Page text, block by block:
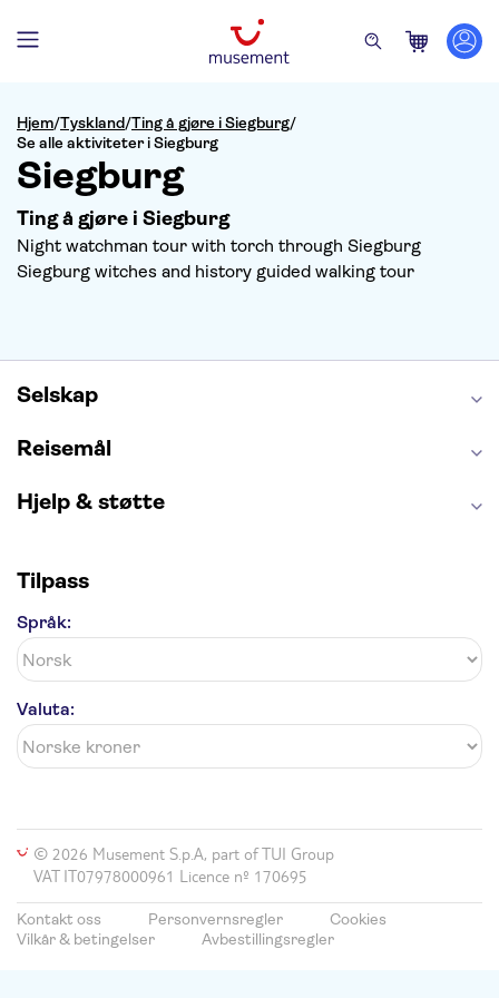
Hjem/Tyskland/Ting å gjøre i Siegburg/
Se alle aktiviteter i Siegburg
Siegburg
Ting å gjøre i Siegburg
Night watchman tour with torch through Siegburg
Siegburg witches and history guided walking tour
Selskap
Reisemål
Hjelp & støtte
Tilpass
Språk:
Valuta:
© 2026 Musement S.p.A, part of TUI Group
VAT IT07978000961 Licence nº 170695
Kontakt oss Personvernsregler
Cookies
Vilkår & betingelser
Avbestillingsregler